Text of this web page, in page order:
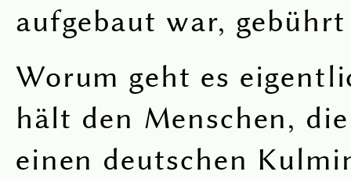
aufgebaut war,
Worum geht es
hält den Menschen,
einen deutschen